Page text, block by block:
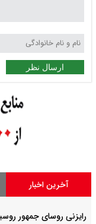
ارسال نظر
آخرین اخبار
رایزنی روسای جمهور